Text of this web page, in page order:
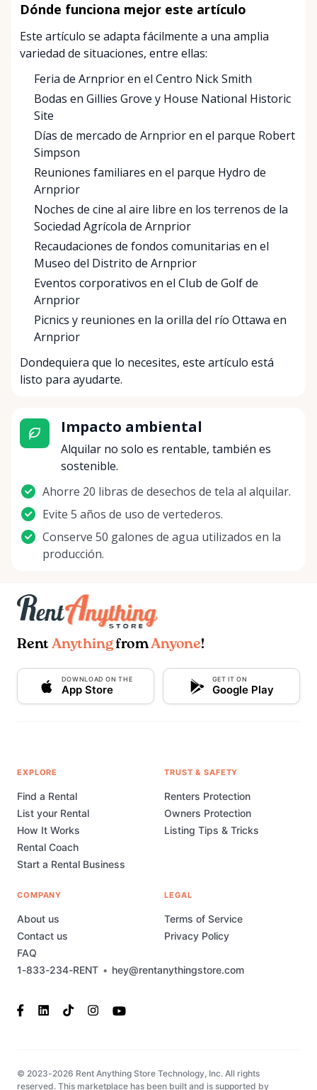
Dónde funciona mejor este artículo
Este artículo se adapta fácilmente a una amplia
variedad de situaciones, entre ellas:
Feria de Arnprior en el Centro Nick Smith
Bodas en Gillies Grove y House National Historic
Site
Días de mercado de Arnprior en el parque Robert
Simpson
Reuniones familiares en el parque Hydro de
Arnprior
Noches de cine al aire libre en los terrenos de la
Sociedad Agrícola de Arnprior
Recaudaciones de fondos comunitarias en el
Museo del Distrito de Arnprior
Eventos corporativos en el Club de Golf de
Arnprior
Picnics y reuniones en la orilla del río Ottawa en
Arnprior
Dondequiera que lo necesites, este artículo está
listo para ayudarte.
Impacto ambiental
Alquilar no solo es rentable, también es
sostenible.
Ahorre 20 libras de desechos de tela al alquilar.
Evite 5 años de uso de vertederos.
Conserve 50 galones de agua utilizados en la
producción.
Rent AnythingfromAnyone!
DOWNLOAD ON THE
App Store
GET IT ON
Google Play
1-833-234-RENT • hey@rentanythingstore.com
EXPLORE
Find a Rental
List your Rental
How It Works
Rental Coach
Start a Rental Business
TRUST & SAFETY
Renters Protection
Owners Protection
Listing Tips & Tricks
COMPANY
About us
Contact us
FAQ
LEGAL
Terms of Service
Privacy Policy
© 2023-2026 Rent Anything Store Technology, Inc. All rights
reserved. This marketplace has been built and is supported by